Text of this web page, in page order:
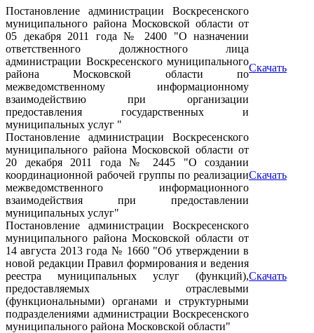
Постановление администрации Воскресенского
муниципального района Московской области от
05 декабря 2011 года № 2400 "О назначении
ответственного должностного лица
администрации Воскресенского муниципального
района Московской области по
межведомственному информационному
взаимодействию при организации
предоставления государственных и
муниципальных услуг "
Скачать
Постановление администрации Воскресенского
муниципального района Московской области от
20 декабря 2011 года № 2445 "О создании
координационной рабочей группы по реализации
межведомственного информационного
взаимодействия при предоставлении
муниципальных услуг"
Скачать
Постановление администрации Воскресенского
муниципального района Московской области от
14 августа 2013 года № 1660 "Об утверждении в
новой редакции Правил формирования и ведения
реестра муниципальных услуг (функций),
предоставляемых отраслевыми
(функциональными) органами и структурными
подразделениями администрации Воскресенского
муниципального района Московской области"
Скачать